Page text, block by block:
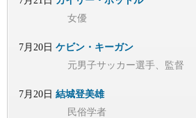
女優
7月20日 ケビン・キーガン
元男子サッカー選手、監督
7月20日 結城登美雄
民俗学者